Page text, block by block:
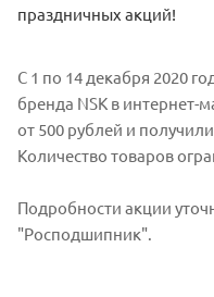
праздничных акций!
С 1 по 14 декабря 2020
бренда NSK в интернет-
от 500 рублей и
Количество товаров
Подробности акции
"Росподшипник".